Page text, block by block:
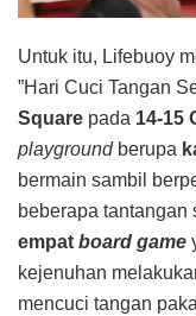
Untuk itu, Lifebuoy
”Hari Cuci Tangan
Square pada 14-15
playgroundberupa
bermain sambil
beberapa tantangan
empat board game
kejenuhan
mencuci tangan